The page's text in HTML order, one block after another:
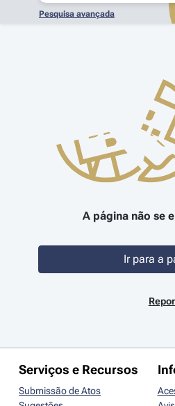
Pesquisa avançada
A página não se
Ir para a
Serviços e Recursos
Submissão de Atos